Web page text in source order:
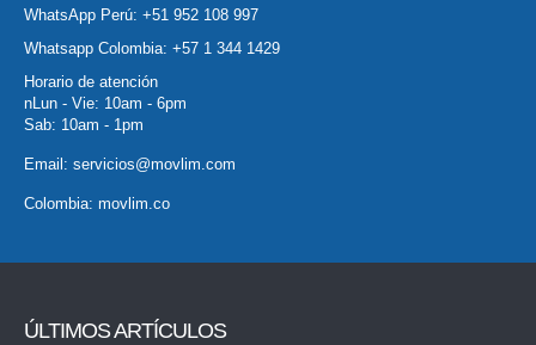
WhatsApp Perú: +51 952 108 997
Whatsapp Colombia: +57 1 344 1429
Horario de atención
nLun - Vie: 10am - 6pm
Sab: 10am - 1pm
Email: servicios@movlim.com
Colombia: movlim.co
ÚLTIMOS ARTÍCULOS